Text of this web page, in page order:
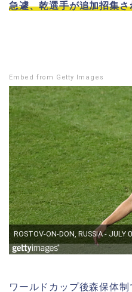
急遽、乾選手が追加招集さ
Embed from Getty Images
ワールドカップ後森保体制